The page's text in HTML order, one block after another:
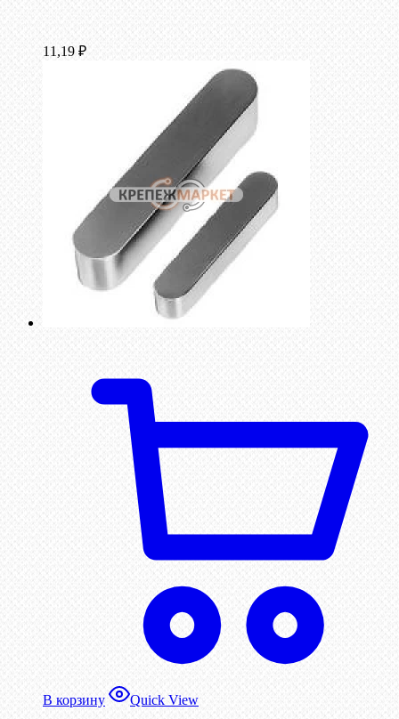
11,19 ₽
В корзину Quick View